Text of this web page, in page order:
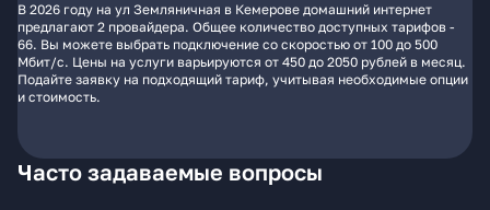
В 2026 году на ул Земляничная в Кемерове домашний интернет
предлагают 2 провайдера. Общее количество доступных тарифов -
66. Вы можете выбрать подключение со скоростью от 100 до 500
Мбит/с. Цены на услуги варьируются от 450 до 2050 рублей в месяц.
Подайте заявку на подходящий тариф, учитывая необходимые опции
и стоимость.
Часто задаваемые вопросы